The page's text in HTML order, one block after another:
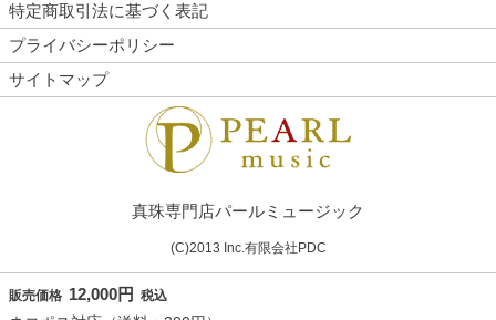
販売価格 12,000円 税込
特定商取引法に基づく表記
プライバシーポリシー
サイトマップ
真珠専門店パールミュージック
(C)2013 Inc.有限会社PDC